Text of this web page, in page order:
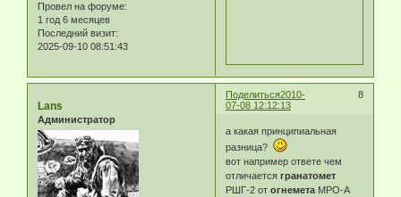
Провел на форуме:
1 год 6 месяцев
Последний визит:
2025-09-10 08:51:43
Поделиться 8
2010-
07-08 12:12:13
Lans
Администратор
а какая принципиальная
разница?
вот например ответе чем
отличаетсягранатомет
РШГ-2 отогнеметаМРО-А